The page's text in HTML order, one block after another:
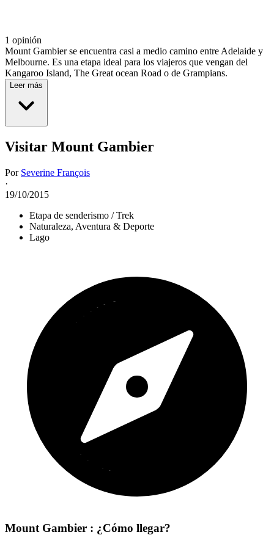
1 opinión
Mount Gambier se encuentra casi a medio camino entre Adelaide y
Melbourne. Es una etapa ideal para los viajeros que vengan del
Kangaroo Island, The Great ocean Road o de Grampians.
Leer más
Visitar Mount Gambier
Por Severine François
·
19/10/2015
Etapa de senderismo / Trek
Naturaleza, Aventura & Deporte
Lago
Mount Gambier : ¿Cómo llegar?